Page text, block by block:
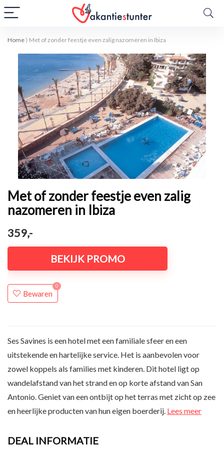
Home ⟩ Met of zonder feestje even zalig nazomeren in Ibiza
Met of zonder feestje even zalig
nazomeren in Ibiza
359,-
BEKIJK PROMO
Bewaren
0
Ses Savines is een hotel met een familiale sfeer en een
uitstekende en hartelijke service. Het is aanbevolen voor
zowel koppels als families met kinderen. Dit hotel ligt op
wandelafstand van het strand en op korte afstand van San
Antonio. Geniet van een ontbijt op het terras met zicht op zee
en heerlijke producten van hun eigen boerderij. Lees meer
DEAL INFORMATIE